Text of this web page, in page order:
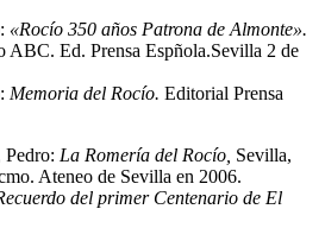
«Rocío 350 años Patrona de Almonte».
ABC. Ed. Prensa Espñola.Sevilla 2 de
Memoria del Rocío. Editorial Prensa
La Romería del Rocío, Sevilla,
Ateneo de Sevilla en 2006.
del primer Centenario de El